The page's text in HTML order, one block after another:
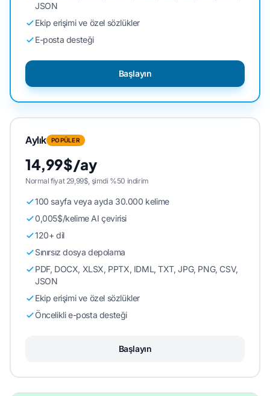
JSON
Ekip erişimi ve özel sözlükler
E-posta desteği
Başlayın
Aylık POPÜLER
14,99$/ay
Normal fiyat 29,99$, şimdi %50 indirim
100 sayfa veya ayda 30.000 kelime
0,005$/kelime AI çevirisi
120+ dil
Sınırsız dosya depolama
PDF, DOCX, XLSX, PPTX, IDML, TXT, JPG, PNG, CSV,
JSON
Ekip erişimi ve özel sözlükler
Öncelikli e-posta desteği
Başlayın